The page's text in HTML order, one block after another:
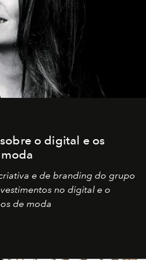
o digital e os
e de branding do grupo
no digital e o
de moda